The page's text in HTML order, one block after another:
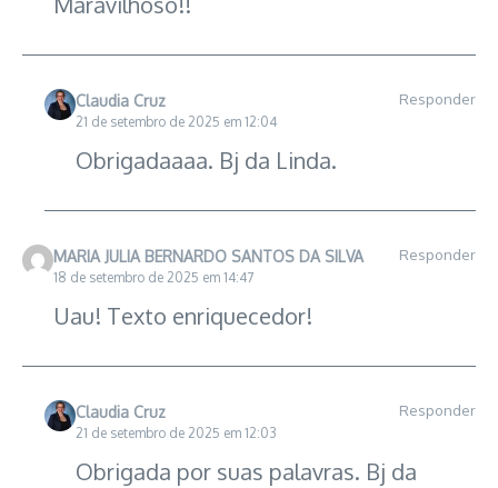
Claudia Cruz
21 de setembro de 2025 em 12:04
Responder
Obrigadaaaa. Bj da Linda.
MARIA JULIA BERNARDO SANTOS DA SILVA
18 de setembro de 2025 em 14:47
Responder
Uau! Texto enriquecedor!
Claudia Cruz
21 de setembro de 2025 em 12:03
Responder
Obrigada por suas palavras. Bj da